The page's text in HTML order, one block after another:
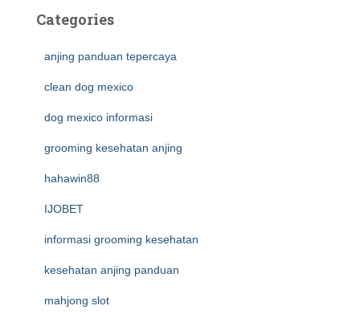
Categories
anjing panduan tepercaya
clean dog mexico
dog mexico informasi
grooming kesehatan anjing
hahawin88
IJOBET
informasi grooming kesehatan
kesehatan anjing panduan
mahjong slot